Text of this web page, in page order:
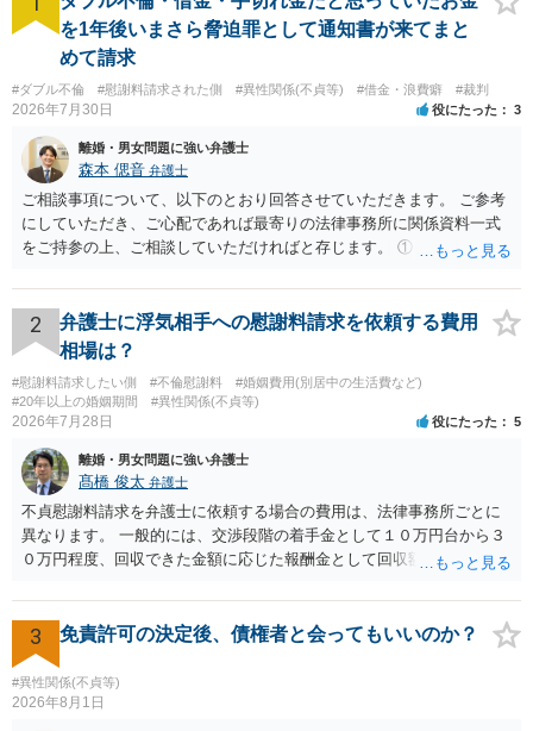
を1年後いまさら脅迫罪として通知書が来てまと
めて請求
#ダブル不倫 #慰謝料請求された側 #異性関係(不貞等) #借金・浪費癖 #裁判
2026年7月30日 役にたった 3
離婚・男女問題に強い弁護士
森本 偲音 弁護士
ご相談事項について、以下のとおり回答させていただきます。 ご参考
にしていただき、ご心配であれば最寄りの法律事務所に関係資料一式
をご持参の上、ご相談していただければと存じます。 ① このLINEの
される可能性はあるのか ⇒LINEを含む１００万円の貸付に至るまでの
やり取り等の経緯、誓約書の内容等を踏まえて、関係を清算するため
の 金銭であったと評価される可能性はあると考えます。 ② 「今後一
切関与しないなら100万円振り込む」というLINEや誓約書は、裁判上
どの程度証拠価値があるのか ⇒前後のやり取りや誓約書の具体的内容
を見ない限り、具体的な判断はできませんが、一定の証拠価値はある
することは認められるのか。 ⇒おそらく１００万円は不当利得（受け
取る正当な権利がないのに利益を取得した）として返還請求されてい
るものかと推察しますので、 貸金返還ではないかと存じます。 ④ 私
は現在、収入も不安定で貯金もなくリボ払い借金が既に約100万あり。
今年に再婚したが主人はお金に厳しい為、一括で220万円を支払う事は
か。 ⇒判決となり敗訴してしまった場合は、強制執行により不動産等
の財産を差し押さえられ、そこから債権回収が図られることになりま
すが、 和解であれば柔軟な解決が可能ですので、その場合は分割払
いにより支払うことも十分可能です。 ⑤ このような事情であれば、私
は120万円のみ和解交渉を続けるべきでしょうか。 ⇒ご相談者様の認
2
弁護士に浮気相手への慰謝料請求を依頼する費用
相場は？
#慰謝料請求したい側 #不倫慰謝料
#婚姻費用(別居中の生活費など)
#20年以上の婚姻期間
#異性関係(不貞等)
2026年7月28日 役にたった 5
離婚・男女問題に強い弁護士
髙橋 俊太 弁護士
不貞慰謝料請求を弁護士に依頼する場合の費用は、法律事務所ごとに
異なります。 一般的には、交渉段階の着手金として１０万円台から３
０万円程度、回収できた金額に応じた報酬金として回収額の１０％か
には、追加着手金や日当、実費が発生することもあります。 もっと
も、証拠が十分にあるか、相手方の住所・勤務先が分かるか、慰謝料
額、離婚の有無、交渉で終わるか訴訟まで見込むかによって、費用は
変わり得ます。依頼前に、交渉だけの場合、訴訟になった場合、回収
できなかった場合の費用を確認しておくとよいでしょう。 弁護士選び
3 免責許可の決定後、債権者と会ってもいいのか？
#異性関係(不貞等)
2026年8月1日